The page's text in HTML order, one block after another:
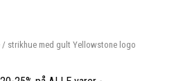
strikhue med gult Yellowstone logo